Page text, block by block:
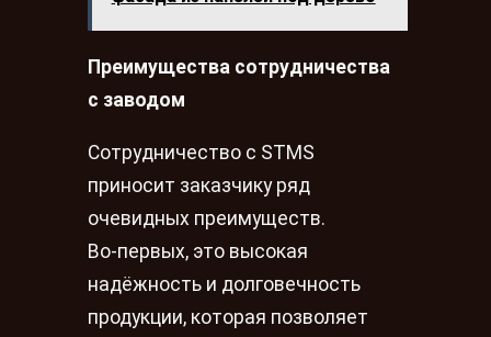
Преимущества сотрудничества
с заводом
Сотрудничество с STMS
приносит заказчику ряд
очевидных преимуществ.
Во‑первых, это высокая
надёжность и долговечность
продукции, которая позволяет